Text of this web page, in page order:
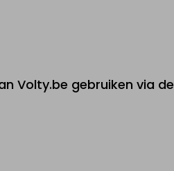
Volty.be gebruiken via